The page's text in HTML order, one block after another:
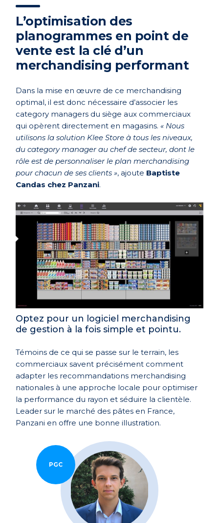
L’optimisation des
planogrammes en point de
vente est la clé d’un
merchandising performant
Dans la mise en œuvre de ce merchandising
optimal, il est donc nécessaire d’associer les
category managers du siège aux commerciaux
qui opèrent directement en magasins. « Nous
utilisons la solution Klee Store à tous les niveaux,
du category manager au chef de secteur, dont le
rôle est de personnaliser le plan merchandising
pour chacun de ses clients », ajoute Baptiste
Candas chez Panzani.
Optez pour un logiciel merchandising
de gestion à la fois simple et pointu.
Témoins de ce qui se passe sur le terrain, les
commerciaux savent précisément comment
adapter les recommandations merchandising
nationales à une approche locale pour optimiser
la performance du rayon et séduire la clientèle.
Leader sur le marché des pâtes en France,
Panzani en offre une bonne illustration.
PGC